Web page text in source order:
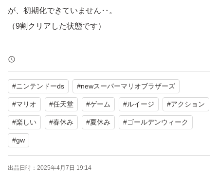
が、初期化できていません‥。
（9割クリアした状態です）
ケースと説明書に多少の傷があります。
写真をご確認ください。
初期化することが面倒でない方、
マリオが好きな方、
ご購入検討よろしくお願いします！
#ニンテンドーds #newスーパーマリオブラザーズ
#マリオ #任天堂 #ゲーム #ルイージ #アクション
#楽しい #春休み #夏休み #ゴールデンウィーク
#gw
出品日時： 2025年4月7日 19:14